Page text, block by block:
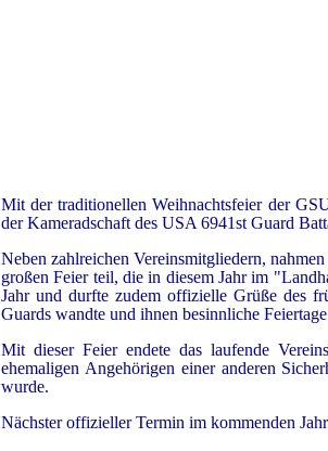
Mit der traditionellen Weihnachtsfeier der
der Kameradschaft des USA 6941st Guard
Neben zahlreichen Vereinsmitgliedern,
großen Feier teil, die in diesem Jahr im
Jahr und durfte zudem offizielle Grüße des
Guards wandte und ihnen besinnliche
Mit dieser Feier endete das laufende
ehemaligen Angehörigen einer anderen
wurde.
Nächster offizieller Termin im kommenden